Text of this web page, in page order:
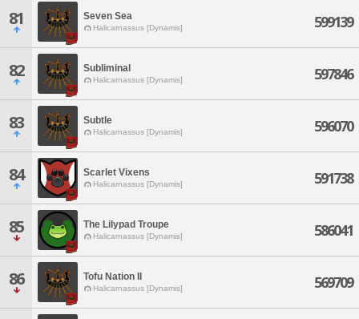
81 Seven Sea
Halicarnassus [Dynamis] 599139
82 Subliminal
Halicarnassus [Dynamis] 597846
83 Subtle
Halicarnassus [Dynamis] 596070
84 Scarlet Vixens
Halicarnassus [Dynamis] 591738
85 The Lilypad Troupe
Halicarnassus [Dynamis] 586041
86 Tofu Nation II
Halicarnassus [Dynamis] 569709